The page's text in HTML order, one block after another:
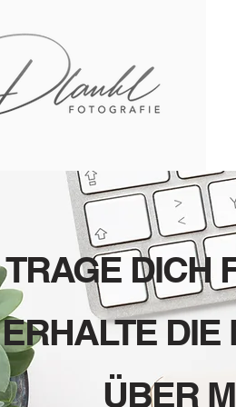
TRAGE DICH
ERHALTE DIE
ÜBER